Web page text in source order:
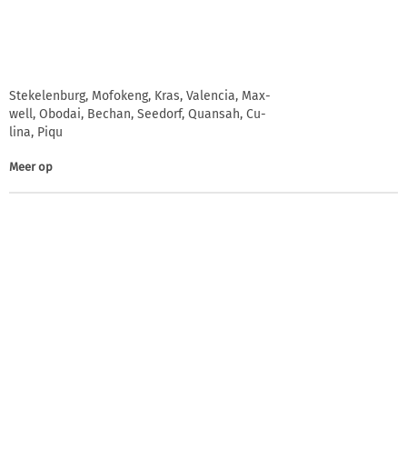
Stekelenburg, Mofokeng, Kras, Valencia, Max-
well, Obodai, Bechan, Seedorf, Quansah, Cu-
lina, Piqu
Meer op